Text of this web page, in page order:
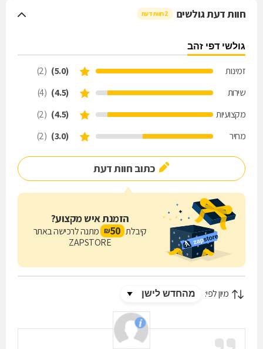
המשרד מציע ללקוחותיו מענה מהיר ואיכותי ומייעץ להם בצורה מקיפה
בתחומי עיסוקו.
חוות דעת גולשים 2 חוות דעת
גולשי דפי זהב
זמינות (5.0)
(2)
שירות
(4.5)
(4)
מקצועיות
(4.5)
(2)
מחיר
(3.0)
(2)
כתוב חוות דעת
הזמנת איש מקצוע?
קיבלת 50
₪ מתנה לרכישה באתר
ZAPSTORE
מיון לפי: